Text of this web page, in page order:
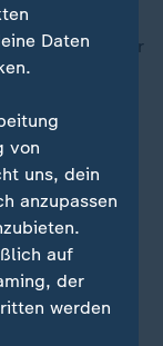
Ort genutzt.
die das Wasser
aus Ton, die
mit
von
von
durch
Daten
von
uns, dein
anzupassen
auf
der
werden